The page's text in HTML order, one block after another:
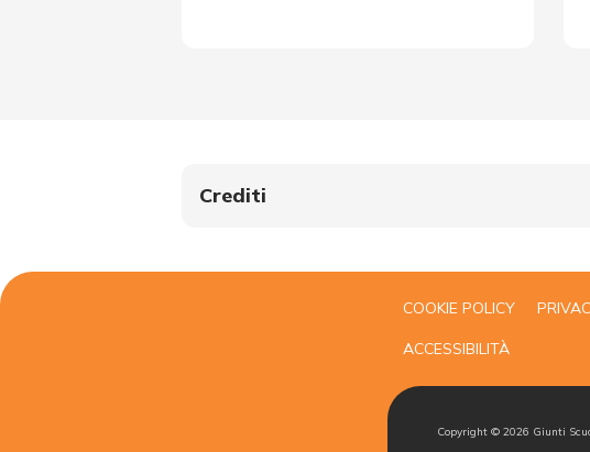
Crediti
COOKIE POLICY
ACCESSIBILITÀ
Copyright © 2026 Giunti